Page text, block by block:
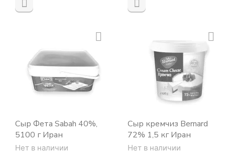
Сыр Фета Sabah 40%,
5100 г Иран
Нет в наличии
Сыр кремчиз Bernard
72% 1,5 кг Иран
Нет в наличии